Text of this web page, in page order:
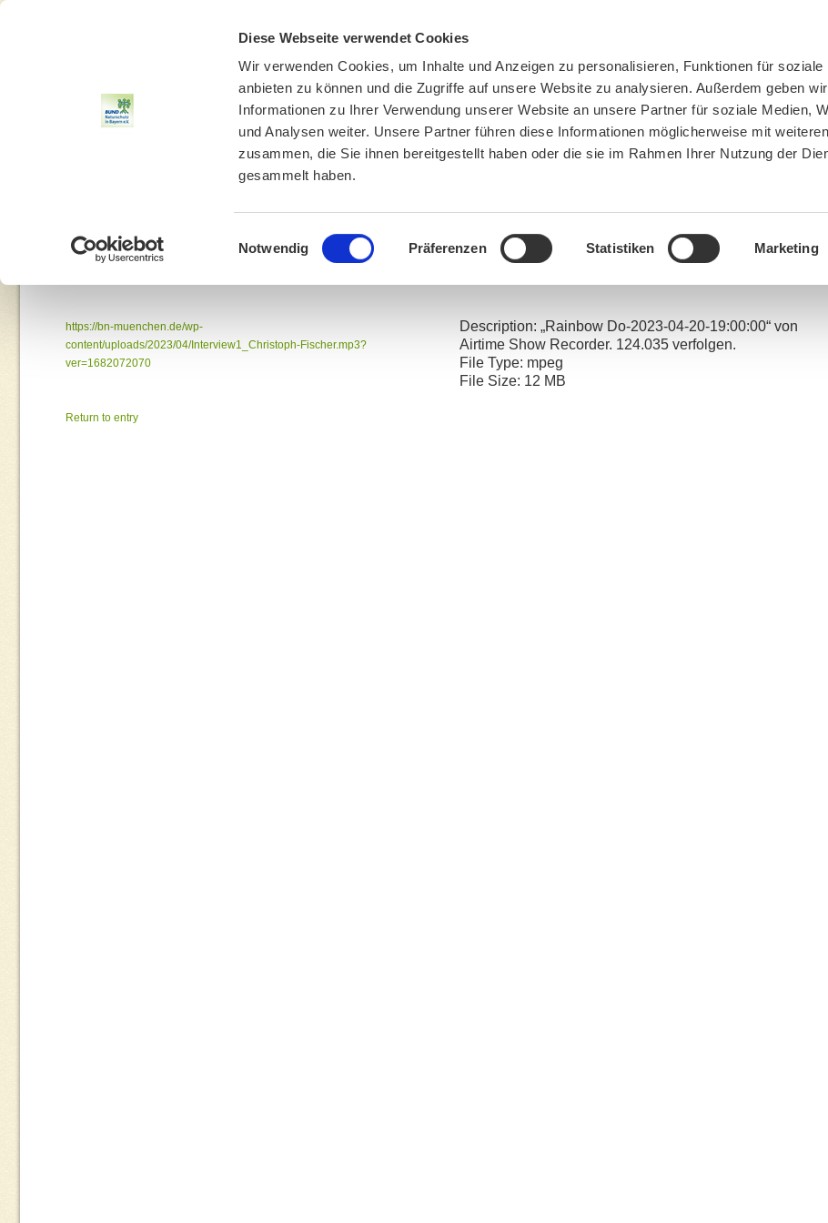
Diese Webseite verwendet Cookies
Wir verwenden Cookies, um Inhalte und Anzeigen zu personalisieren, Funktionen für soziale
anbieten zu können und die Zugriffe auf unsere Website zu analysieren. Außerdem geben wir
Informationen zu Ihrer Verwendung unserer Website an unsere Partner für soziale Medien,
und Analysen weiter. Unsere Partner führen diese Informationen möglicherweise mit
zusammen, die Sie ihnen bereitgestellt haben oder die sie im Rahmen Ihrer Nutzung der
gesammelt haben.
Einwilligungsauswahl
Notwendig Präferenzen Statistiken Marketing
UMWELTBILDUNG UMWELTBERATUNG BN MÜNCHEN MITMACHEN SPENDEN
You are here: Home Sendung April 2023: Der Gärtner ist… » Rainbow Do-2023-04-20-19:00:00
https://bn-muenchen.de/wp-
content/uploads/2023/04/Interview1_Christoph-Fischer.mp3?
ver=1682072070
Description: „Rainbow Do-2023-04-20-19:00:00“ von
Airtime Show Recorder. 124.035 verfolgen.
File Type: mpeg
File Size: 12 MB
Return to entry